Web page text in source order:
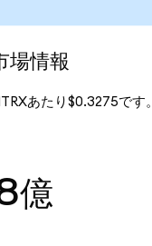
情報
あたり$0.3275で
億